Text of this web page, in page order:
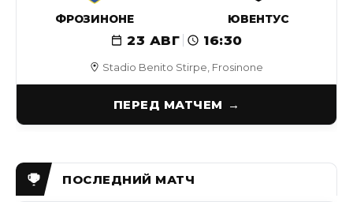
Stadio Benito Stirpe, Frosinone
ФРОЗИНОНЕ ЮВЕНТУС
23 АВГ 16:30
ПЕРЕД МАТЧЕМ